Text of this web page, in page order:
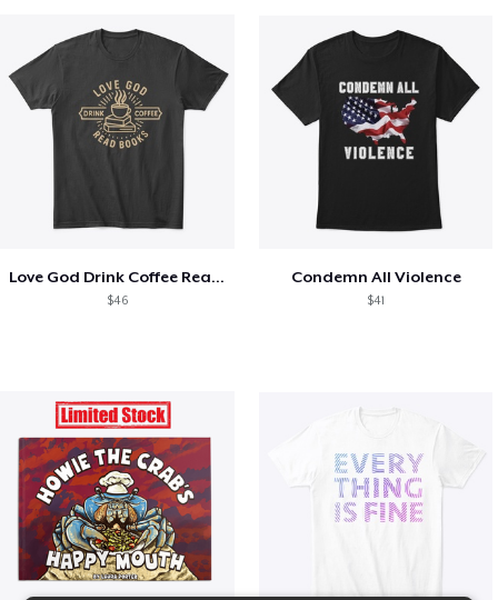
Love God Drink Coffee Read Books
$46
Condemn All Violence
$41